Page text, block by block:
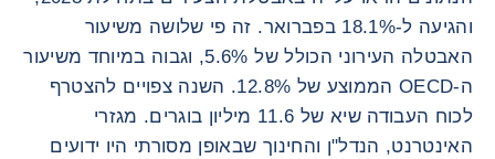
והגיעה ל-18.1% בפברואר. זה פי שלושה משיעור
האבטלה העירוני הכולל של 5.6%, וגבוה במיוחד משיעור
ה-OECD הממוצע של 12.8%. השנה צפויים להצטרף
לכוח העבודה שיא של 11.6 מיליון בוגרים. מגזרי
האינטרנט, הנדל"ן והחינוך שבאופן מסורתי היו ידועים